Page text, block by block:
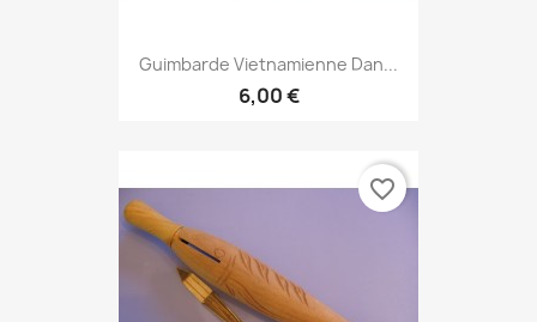
Guimbarde Vietnamienne Dan...
6,00 €
favorite_border